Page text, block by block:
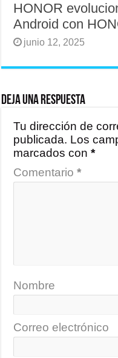
HONOR
Android con
junio 12, 2025
Deja una respuesta
Tu dirección de
publicada. Los
marcados con*
Comentario*
Nombre
Correo electrónico